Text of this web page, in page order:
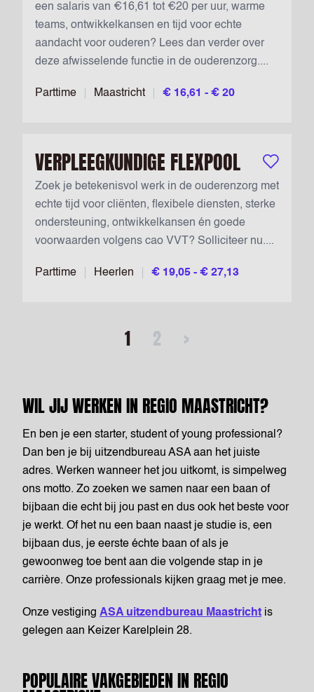
Parttime Maastricht € 16,61 - € 20
een salaris van €16,61 tot €20 per uur, warme
teams, ontwikkelkansen en tijd voor echte
aandacht voor ouderen? Lees dan verder over
deze afwisselende functie in de ouderenzorg....
VERPLEEGKUNDIGE FLEXPOOL Bewaar
Parttime Heerlen € 19,05 - € 27,13
Zoek je betekenisvol werk in de ouderenzorg met
echte tijd voor cliënten, flexibele diensten, sterke
ondersteuning, ontwikkelkansen én goede
voorwaarden volgens cao VVT? Solliciteer nu....
1 2 >
WIL JIJ WERKEN IN REGIO MAASTRICHT?
En ben je een starter, student of young professional?
Dan ben je bij uitzendbureau ASA aan het juiste
adres. Werken wanneer het jou uitkomt, is simpelweg
ons motto. Zo zoeken we samen naar een baan of
bijbaan die echt bij jou past en dus ook het beste voor
je werkt. Of het nu een baan naast je studie is, een
bijbaan dus, je eerste échte baan of als je
gewoonweg toe bent aan die volgende stap in je
carrière. Onze professionals kijken graag met je mee.
Onze vestiging ASA uitzendbureau Maastricht is
gelegen aan Keizer Karelplein 28.
POPULAIRE VAKGEBIEDEN IN REGIO